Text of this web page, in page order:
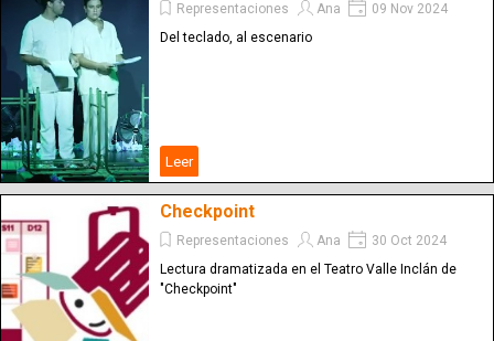
Representaciones Ana
09 Nov 2024
Del teclado, al escenario
Leer
Checkpoint
Representaciones Ana
30 Oct 2024
Lectura dramatizada en el Teatro Valle Inclán de
"Checkpoint"